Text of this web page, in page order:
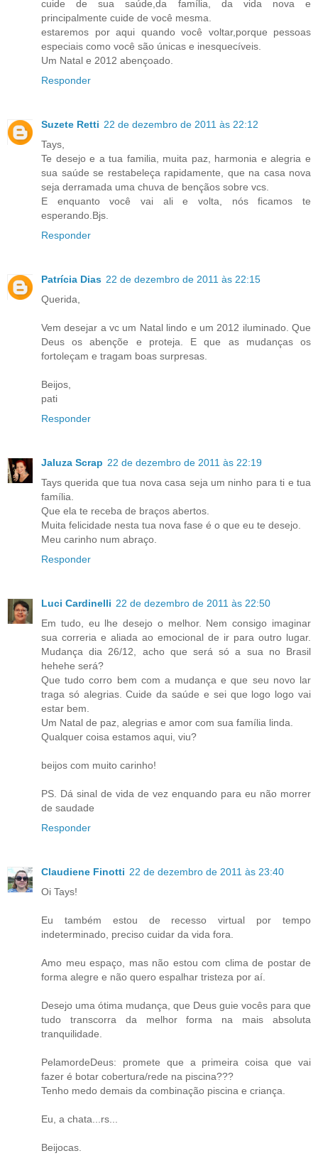
cuide de sua saúde,da família, da vida nova e
principalmente cuide de você mesma.
estaremos por aqui quando você voltar,porque pessoas
especiais como você são únicas e inesquecíveis.
Um Natal e 2012 abençoado.
Responder
Suzete Retti 22 de dezembro de 2011 às 22:12
Tays,
Te desejo e a tua familia, muita paz, harmonia e alegria e
sua saúde se restabeleça rapidamente, que na casa nova
seja derramada uma chuva de bençãos sobre vcs.
E enquanto você vai ali e volta, nós ficamos te
esperando.Bjs.
Responder
Patrícia Dias 22 de dezembro de 2011 às 22:15
Querida,
Vem desejar a vc um Natal lindo e um 2012 iluminado. Que
Deus os abençõe e proteja. E que as mudanças os
fortoleçam e tragam boas surpresas.
Beijos,
pati
Responder
Jaluza Scrap 22 de dezembro de 2011 às 22:19
Tays querida que tua nova casa seja um ninho para ti e tua
família.
Que ela te receba de braços abertos.
Muita felicidade nesta tua nova fase é o que eu te desejo.
Meu carinho num abraço.
Responder
Luci Cardinelli 22 de dezembro de 2011 às 22:50
Em tudo, eu lhe desejo o melhor. Nem consigo imaginar
sua correria e aliada ao emocional de ir para outro lugar.
Mudança dia 26/12, acho que será só a sua no Brasil
hehehe será?
Que tudo corro bem com a mudança e que seu novo lar
traga só alegrias. Cuide da saúde e sei que logo logo vai
estar bem.
Um Natal de paz, alegrias e amor com sua família linda.
Qualquer coisa estamos aqui, viu?
beijos com muito carinho!
PS. Dá sinal de vida de vez enquando para eu não morrer
de saudade
Responder
Claudiene Finotti 22 de dezembro de 2011 às 23:40
Oi Tays!
Eu também estou de recesso virtual por tempo
indeterminado, preciso cuidar da vida fora.
Amo meu espaço, mas não estou com clima de postar de
forma alegre e não quero espalhar tristeza por aí.
Desejo uma ótima mudança, que Deus guie vocês para que
tudo transcorra da melhor forma na mais absoluta
tranquilidade.
PelamordeDeus: promete que a primeira coisa que vai
fazer é botar cobertura/rede na piscina???
Tenho medo demais da combinação piscina e criança.
Eu, a chata...rs...
Beijocas.